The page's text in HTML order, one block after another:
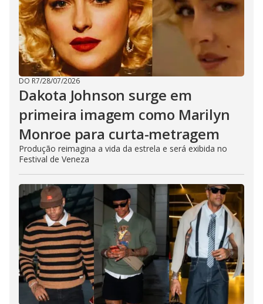
DO R7/28/07/2026
Dakota Johnson surge em
primeira imagem como Marilyn
Monroe para curta-metragem
Produção reimagina a vida da estrela e será exibida no
Festival de Veneza